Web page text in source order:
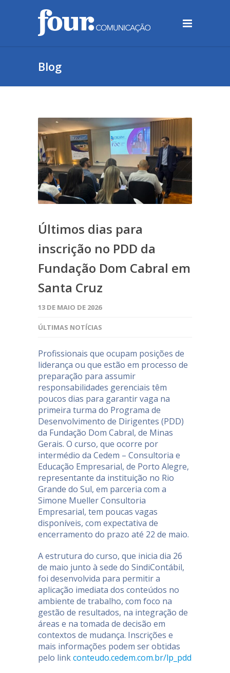
Blog
Últimos dias para
inscrição no PDD da
Fundação Dom Cabral em
Santa Cruz
13 DE MAIO DE 2026
ÚLTIMAS NOTÍCIAS
Profissionais que ocupam posições de
liderança ou que estão em processo de
preparação para assumir
responsabilidades gerenciais têm
poucos dias para garantir vaga na
primeira turma do Programa de
Desenvolvimento de Dirigentes (PDD)
da Fundação Dom Cabral, de Minas
Gerais. O curso, que ocorre por
intermédio da Cedem – Consultoria e
Educação Empresarial, de Porto Alegre,
representante da instituição no Rio
Grande do Sul, em parceria com a
Simone Mueller Consultoria
Empresarial, tem poucas vagas
disponíveis, com expectativa de
encerramento do prazo até 22 de maio.
A estrutura do curso, que inicia dia 26
de maio junto à sede do SindiContábil,
foi desenvolvida para permitir a
aplicação imediata dos conteúdos no
ambiente de trabalho, com foco na
gestão de resultados, na integração de
áreas e na tomada de decisão em
contextos de mudança. Inscrições e
mais informações podem ser obtidas
pelo linkconteudo.cedem.com.br/lp_pdd